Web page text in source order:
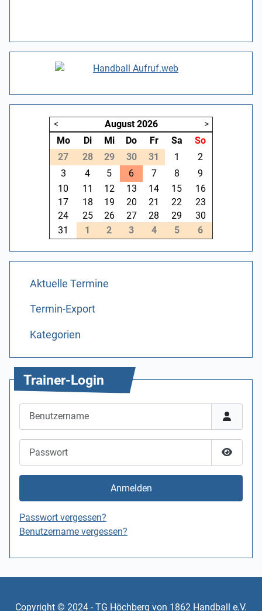
< August 2026
>
Mo
Di Mi Do Fr Sa
So
27
28 29 30 31 1
2
3
4 5 6 7 8
9
10
11 12 13 14 15
16
17
18 19 20 21 22
23
24
25 26 27 28 29
30
31
1 2 3 4 5 6
Aktuelle Termine
Termin-Export
Kategorien
Trainer-Login
Anmelden
Passwort vergessen?
Benutzername vergessen?
Copyright © 2024 - TG Höchberg von 1862 Handball e.V.